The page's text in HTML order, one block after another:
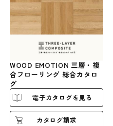
WOOD EMOTION 三層・複
合フローリング 総合カタロ
グ
電子カタログを見る
カタログ請求